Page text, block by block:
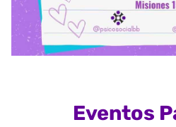
Eventos